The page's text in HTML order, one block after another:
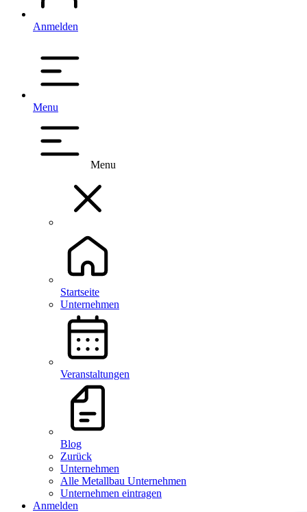
Anmelden
Menu
Menu
Startseite
Unternehmen
Veranstaltungen
Blog
Zurück
Unternehmen
Alle Metallbau Unternehmen
Unternehmen eintragen
Anmelden